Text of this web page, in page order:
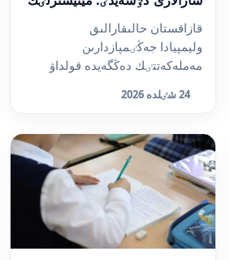
جارييالادى
قازاقستان حالىقارالىق
وليمپيادا جەڭٸمپازدارىن
مەملەكەتتٸك دەڭگەيدە قولداۋ
حابارلايدى d...
24 شٸلدە 2026